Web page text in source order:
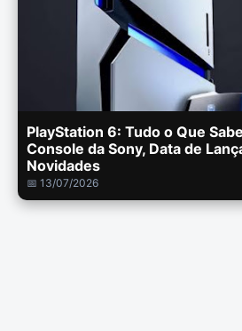
PlayStation 6: Tudo o Que
Console da Sony, Data de
Novidades
📅 13/07/2026